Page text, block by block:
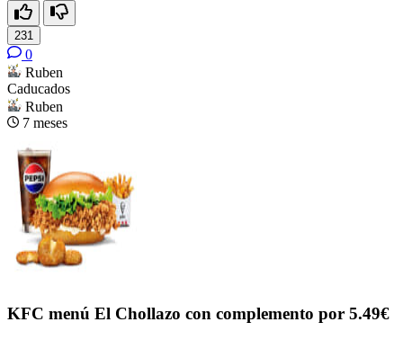
231
0
Ruben
Caducados
Ruben
7 meses
KFC menú El Chollazo con complemento por 5.49€